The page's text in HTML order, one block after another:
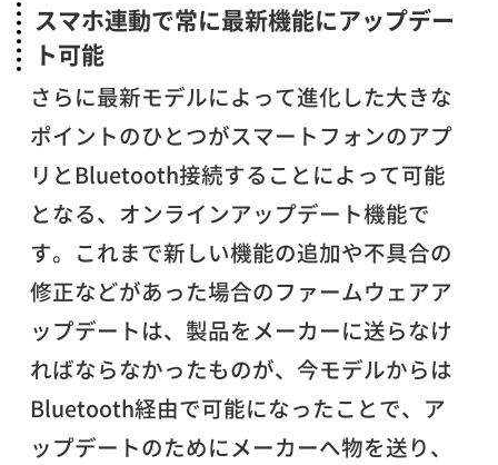
スマホ連動で常に最新機能にアップデー
ト可能
さらに最新モデルによって進化した大きな
ポイントのひとつがスマートフォンのアプ
リとBluetooth接続することによって可能
となる、オンラインアップデート機能で
す。これまで新しい機能の追加や不具合の
修正などがあった場合のファームウェアア
ップデートは、製品をメーカーに送らなけ
ればならなかったものが、今モデルからは
Bluetooth経由で可能になったことで、ア
ップデートのためにメーカーへ物を送り、